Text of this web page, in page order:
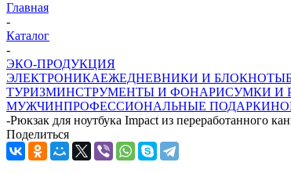
Главная
-
Каталог
-
ЭКО-ПРОДУКЦИЯ
ЭЛЕКТРОНИКАЕЖЕДНЕВНИКИ И БЛОКНОТЫ
ТУРИЗМИНСТРУМЕНТЫ И ФОНАРИСУМКИ И
МУЖЧИНПРОФЕССИОНАЛЬНЫЕ ПОДАРКИ
-Рюкзак для ноутбука Impact из переработанного
Поделиться